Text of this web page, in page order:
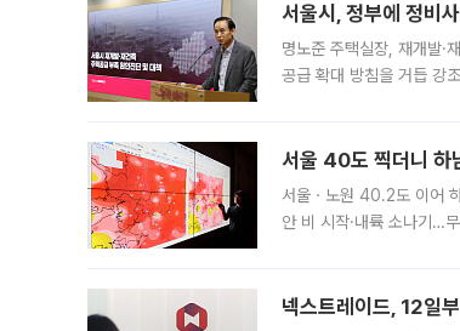
서울시, 정부에 정비
명노준 주택실장, 재개발·
공급 확대 방침을 거듭 강
서울 40도 찍더니
서울ㆍ노원 40.2도 이어
안 비 시작·내륙 소나기…
넥스트레이드, 12일